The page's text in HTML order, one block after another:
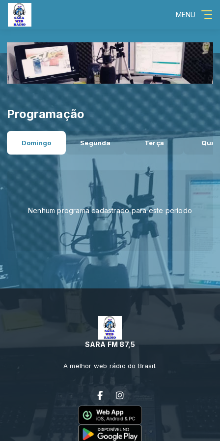
MENU
Programação
Domingo Segunda Terça
Nenhum programa cadastrado para este período
SARA FM 87,5
A melhor web rádio do Brasil.